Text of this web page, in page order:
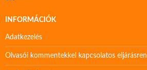
INFORMÁCIÓK
Adatkezelés
Olvasói kommentekkel kapcsolatos